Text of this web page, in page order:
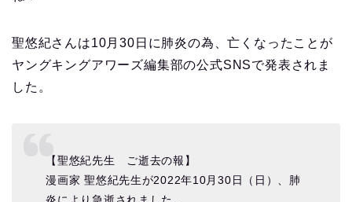
聖悠紀さんは10月30日に肺炎の為、亡くなったことが
ヤングキングアワーズ編集部の公式SNSで発表されま
した。
【聖悠紀先生 ご逝去の報】
漫画家 聖悠紀先生が2022年10月30日（日）、肺
炎により急逝されました。